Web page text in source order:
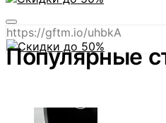
https://gftm.io/uhbkA
Популярные